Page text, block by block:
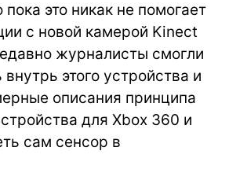
пока это никак не помогает
с новой камерой Kinect
журналисты смогли
внутрь этого устройства и
описания принципа
для Xbox 360 и
сам сенсор в